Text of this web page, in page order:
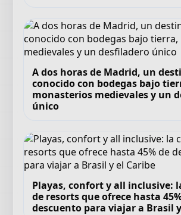
A dos horas de Madrid, un
conocido con bodegas bajo
monasterios medievales y un
único
Playas, confort y all inclusive:
de resorts que ofrece hasta
descuento para viajar a Brasil